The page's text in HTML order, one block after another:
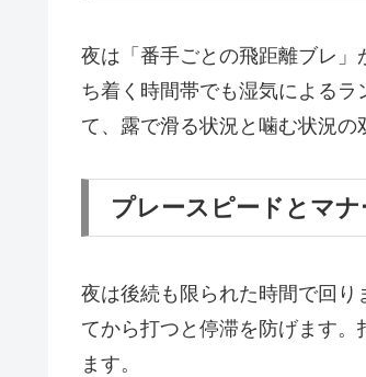
夜は「番手ごとの飛距離ブレ
ち着く時間帯でも湿気による
て、露で滑る状況と噛む状況の
プレースピードとマ
夜は後続も限られた時間で回
てから打つと停滞を防げます
ます。